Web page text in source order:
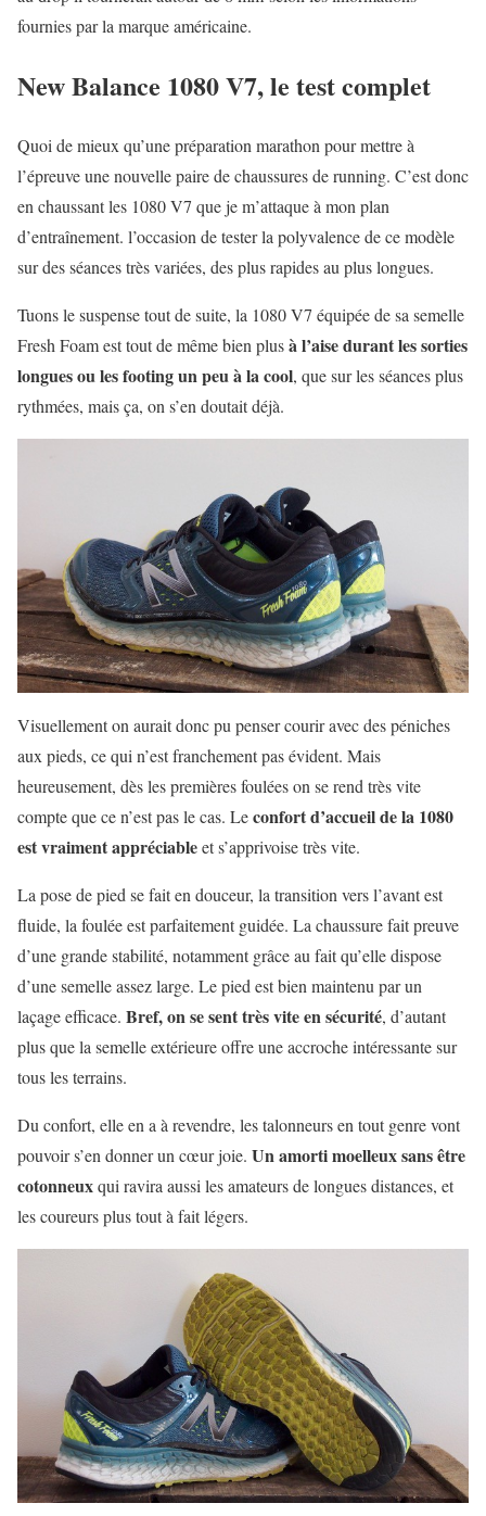
fournies par la marque américaine.
New Balance 1080 V7, le test complet
Quoi de mieux qu’une préparation marathon pour mettre à
l’épreuve une nouvelle paire de chaussures de running. C’est donc
en chaussant les 1080 V7 que je m’attaque à mon plan
d’entraînement. l’occasion de tester la polyvalence de ce modèle
sur des séances très variées, des plus rapides au plus longues.
Tuons le suspense tout de suite, la 1080 V7 équipée de sa semelle
Fresh Foam est tout de même bien plusà l’aise durant les sorties
longues ou les footing un peu à la cool, que sur les séances plus
rythmées, mais ça, on s’en doutait déjà.
Visuellement on aurait donc pu penser courir avec des péniches
aux pieds, ce qui n’est franchement pas évident. Mais
heureusement, dès les premières foulées on se rend très vite
compte que ce n’est pas le cas. Leconfort d’accueil de la 1080
est vraiment appréciableet s’apprivoise très vite.
La pose de pied se fait en douceur, la transition vers l’avant est
fluide, la foulée est parfaitement guidée. La chaussure fait preuve
d’une grande stabilité, notamment grâce au fait qu’elle dispose
d’une semelle assez large. Le pied est bien maintenu par un
laçage efficace. Bref, on se sent très vite en sécurité, d’autant
plus que la semelle extérieure offre une accroche intéressante sur
tous les terrains.
Du confort, elle en a à revendre, les talonneurs en tout genre vont
pouvoir s’en donner un cœur joie. Un amorti moelleux sans être
cotonneuxqui ravira aussi les amateurs de longues distances, et
les coureurs plus tout à fait légers.